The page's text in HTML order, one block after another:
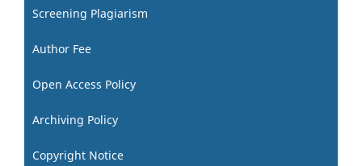
Screening Plagiarism
Author Fee
Open Access Policy
Archiving Policy
Copyright Notice